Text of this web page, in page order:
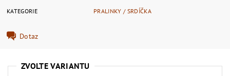
KATEGORIE PRALINKY / SRDÍČKA
Dotaz
ZVOLTE VARIANTU